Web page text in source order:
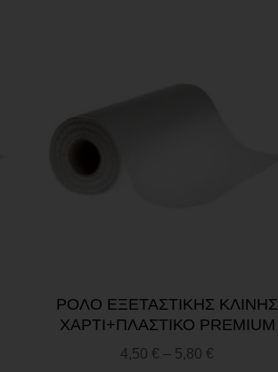
ΡΟΛΟ ΕΞΕΤΑΣΤΙΚΗΣ ΚΛΙΝΗΣ
ΧΑΡΤΙ+ΠΛΑΣΤΙΚΟ PREMIUM
4,50 € – 5,80 €